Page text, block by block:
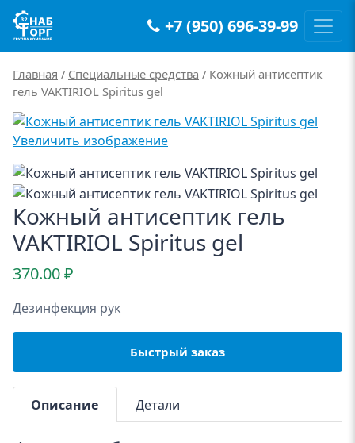
Main Navigation +7 (950) 696-39-99
Главная / Специальные средства / Кожный антисептик
гель VAKTIRIOL Spiritus gel
Увеличить изображение
Кожный антисептик гель
VAKTIRIOL Spiritus gel
370.00₽
Дезинфекция рук
Быстрый заказ
Описание Детали